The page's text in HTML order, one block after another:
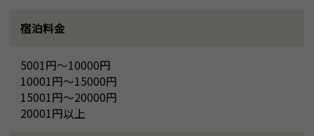
宿泊料金
5001円～10000円
10001円～15000円
15001円～20000円
20001円以上